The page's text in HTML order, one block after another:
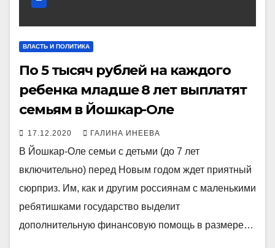
ВЛАСТЬ И ПОЛИТИКА
По 5 тысяч рублей на каждого
ребенка младше 8 лет выплатят
семьям в Йошкар-Оле
17.12.2020 ГАЛИНА ИНЕЕВА
В Йошкар-Оле семьи с детьми (до 7 лет
включительно) перед Новым годом ждет приятный
сюрприз. Им, как и другим россиянам с маленькими
ребятишками государство выделит
дополнительную финансовую помощь в размере…